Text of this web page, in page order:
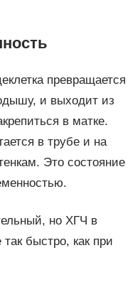
превращается
и выходит из
в матке.
в трубе и на
Это состояние
но ХГЧ в
быстро, как при